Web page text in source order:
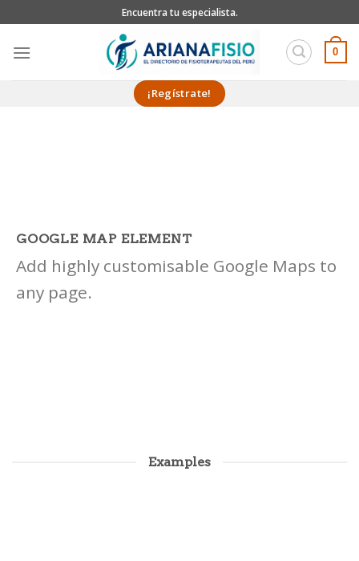
to
content
Encuentra tu especialista.
0
¡Regístrate!
GOOGLE MAP ELEMENT
Add highly customisable Google Maps to
any page.
Examples